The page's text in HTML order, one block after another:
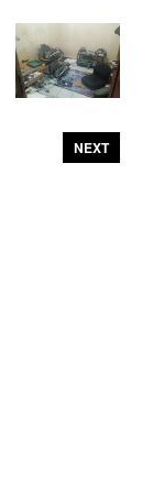
NEXT